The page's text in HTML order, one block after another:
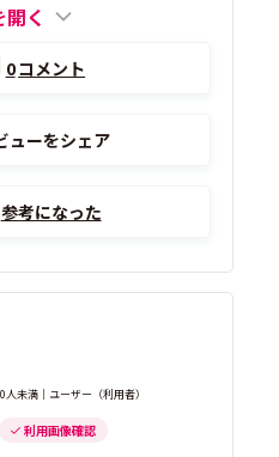
く
0コメント
ューをシェア
参考になった
未満｜ユーザー（利用者）
利用画像確認